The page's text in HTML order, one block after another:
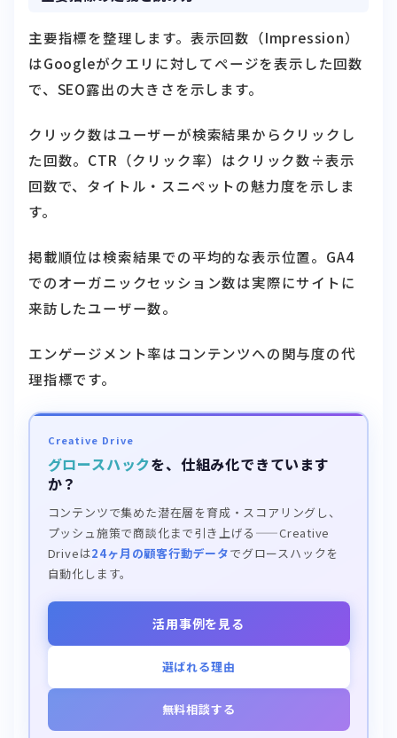
主要指標を整理します。表示回数（Impression）
はGoogleがクエリに対してページを表示した回数
で、SEO露出の大きさを示します。
クリック数はユーザーが検索結果からクリックし
た回数。CTR（クリック率）はクリック数÷表示
回数で、タイトル・スニペットの魅力度を示しま
す。
掲載順位は検索結果での平均的な表示位置。GA4
でのオーガニックセッション数は実際にサイトに
来訪したユーザー数。
エンゲージメント率はコンテンツへの関与度の代
理指標です。
Creative Drive
グロースハックを、仕組み化できています
か？
コンテンツで集めた潜在層を育成・スコアリングし、
プッシュ施策で商談化まで引き上げる——Creative
Driveは24ヶ月の顧客行動データでグロースハックを
自動化します。
活用事例を見る
選ばれる理由
無料相談する